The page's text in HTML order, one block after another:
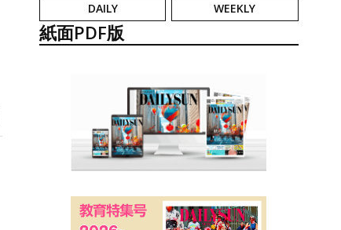
DAILY WEEKLY
紙面PDF版